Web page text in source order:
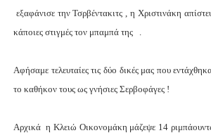
εξαφάνισε την Τσρβέντακιτς , η Χριστινάκη
κάποιες στιγμές τον μπαμπά της .
Αφήσαμε τελευταίες τις δύο δικές μας που
το καθήκον τους ως γνήσιες Σερβοφάγες !
Αρχικά η Κλειώ Οικονομάκη μάζεψε 14